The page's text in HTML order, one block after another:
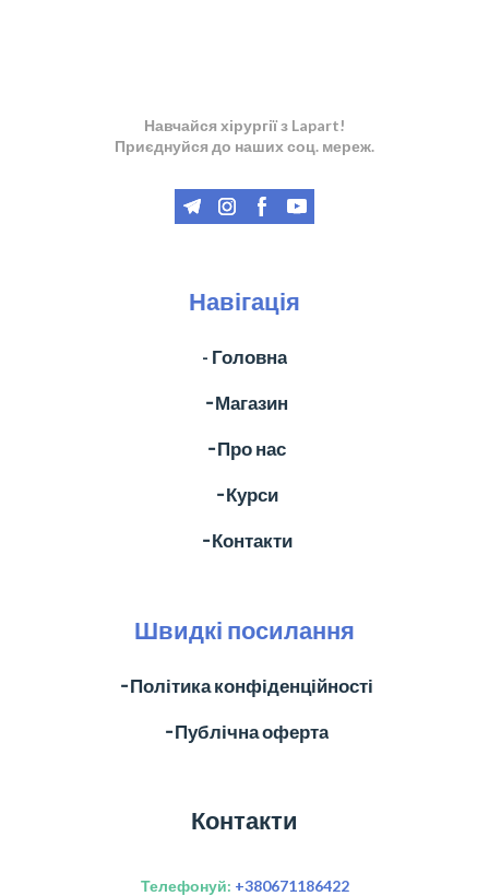
Навчайся хірургії з Lapart!
Приєднуйся до наших соц. мереж.
Навігація
- Головна
╶ Магазин
╶ Про нас
╶ Курси
╶ Контакти
Швидкі посилання
╶ Політика конфіденційності
╶ Публічна оферта
Контакти
Телефонуй: +380671186422